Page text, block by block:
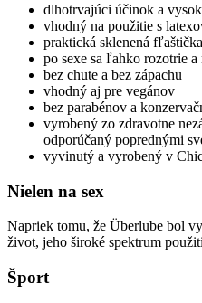
dlhotrvajúci účinok a
vhodný na použitie s
praktická sklenená
po sexe sa ľahko rozotrie a
bez chute a bez zápachu
vhodný aj pre vegánov
bez parabénov a
vyrobený zo zdravotne
odporúčaný poprednými
vyvinutý a vyrobený v
Nielen na sex
Napriek tomu, že Überlube bol
život, jeho široké spektrum
Šport